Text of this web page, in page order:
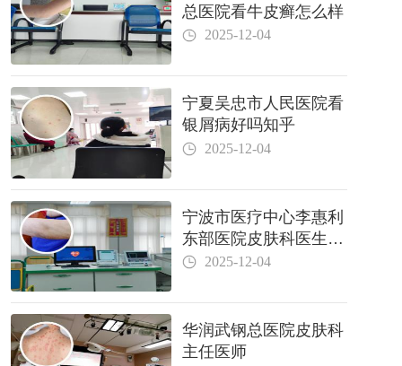
总医院看牛皮癣怎么样
2025-12-04
宁夏吴忠市人民医院看
银屑病好吗知乎
2025-12-04
宁波市医疗中心李惠利
东部医院皮肤科医生哪
个好2025-12-04
华润武钢总医院皮肤科
主任医师